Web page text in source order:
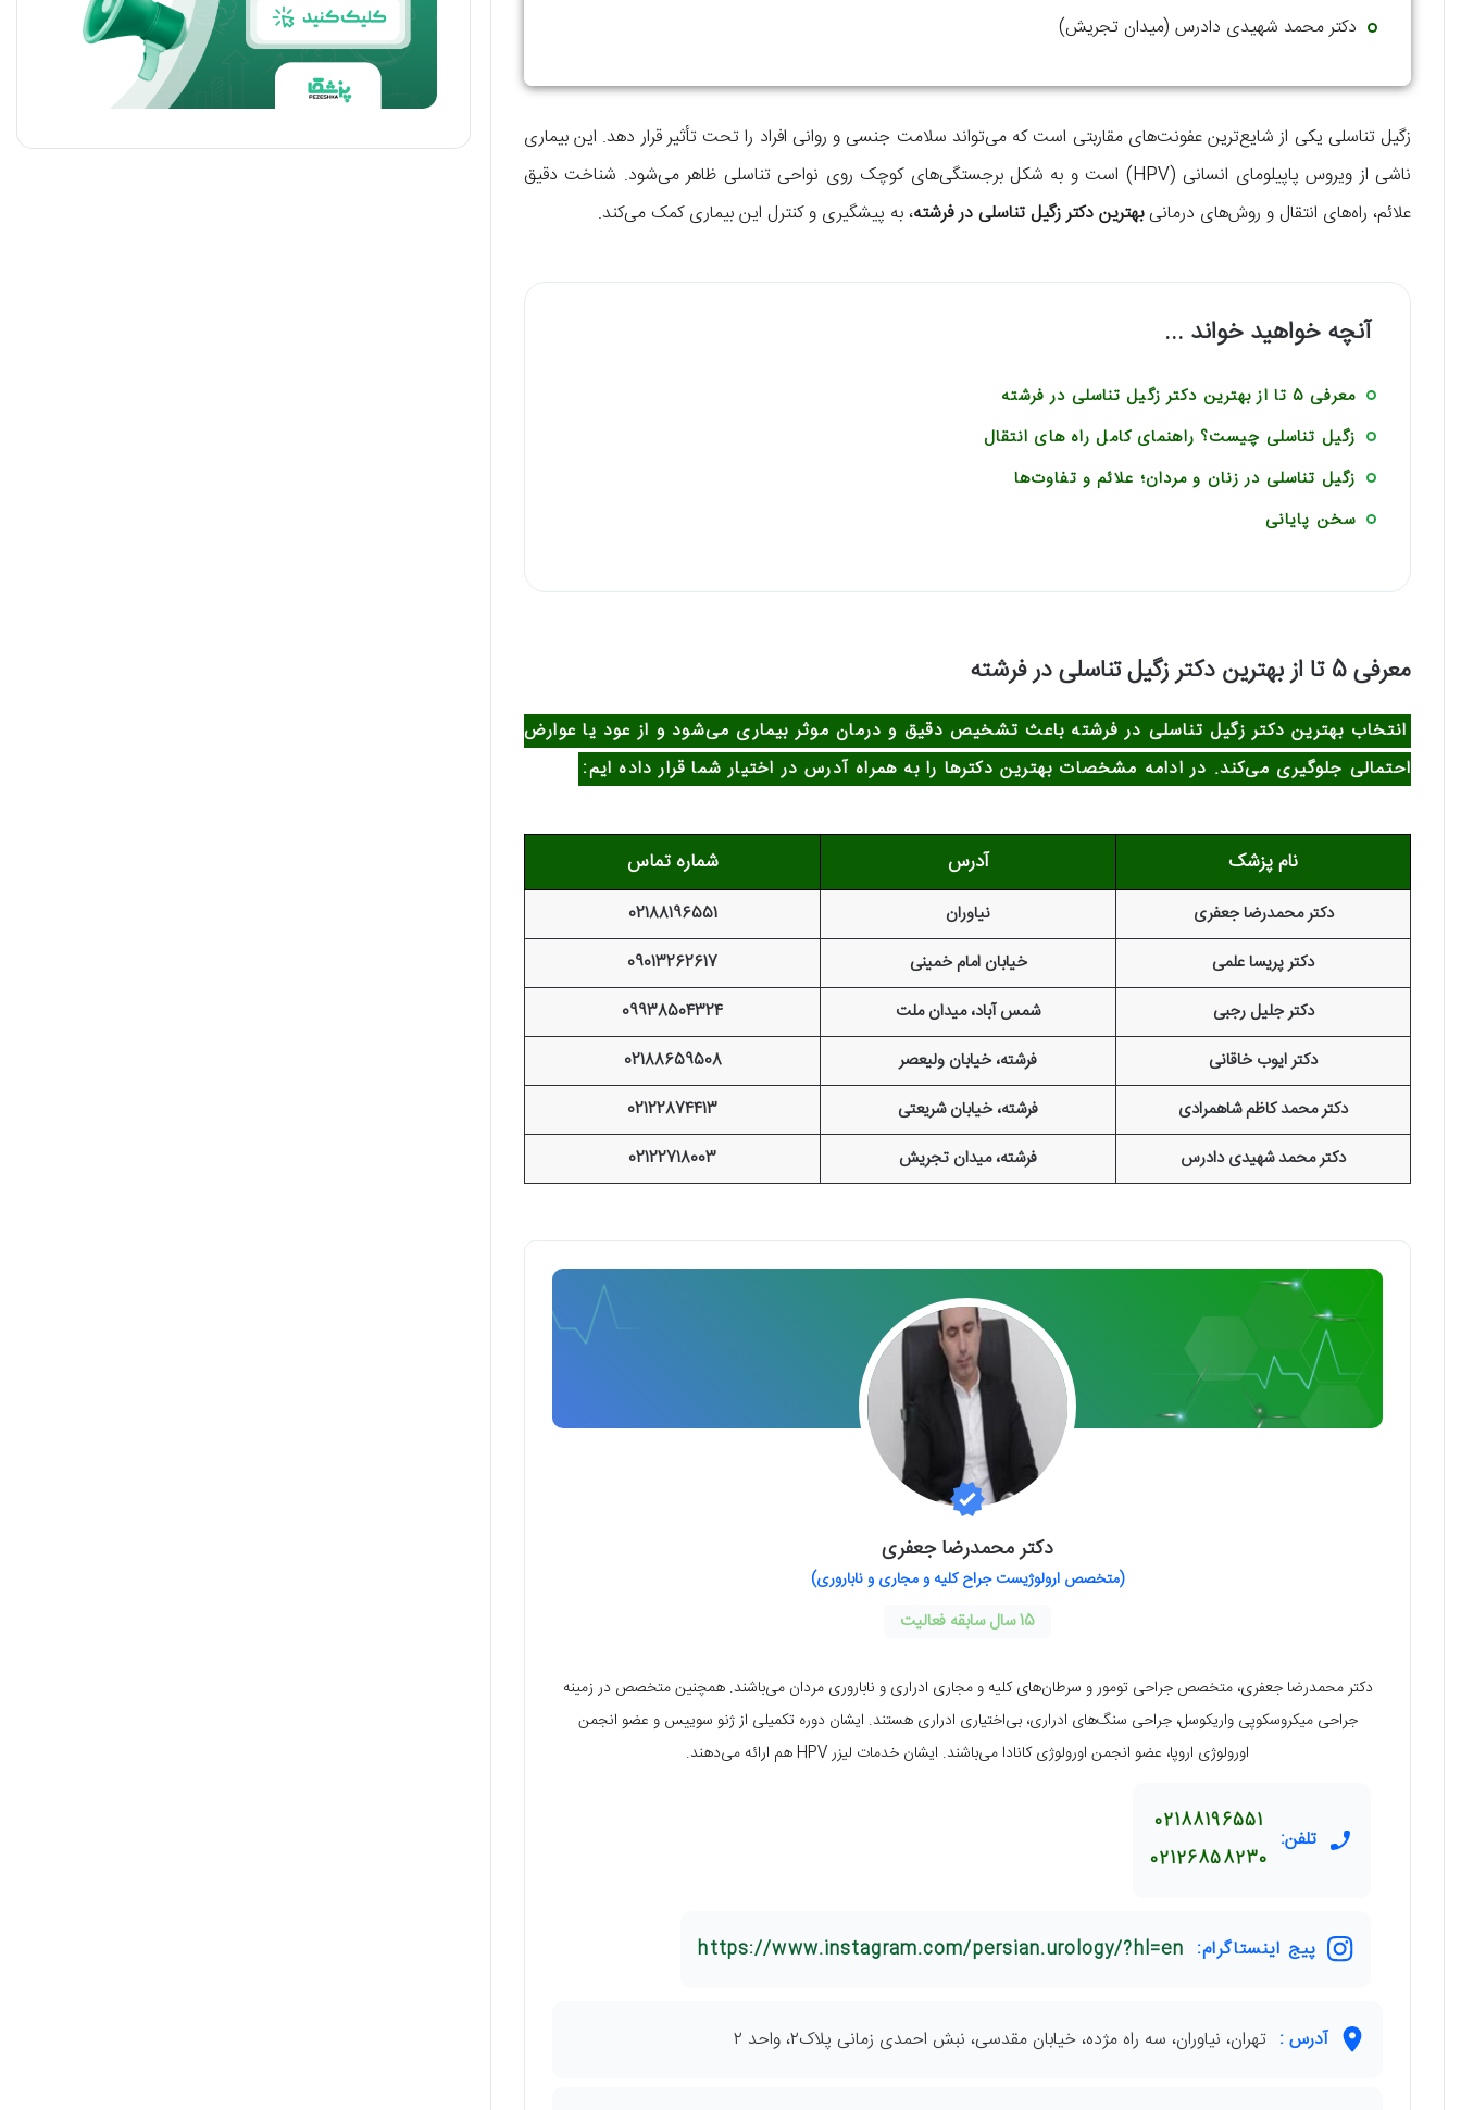
دکتر محمد شهیدی دادرس (میدان تجریش)
زگیل تناسلی یکی از شایع‌ترین عفونت‌های مقاربتی است که می‌تواند سلامت جنسی و روانی افراد را تحت تأثیر قرار دهد. این بیماری
ناشی از ویروس پاپیلومای انسانی (HPV) است و به شکل برجستگی‌های کوچک روی نواحی تناسلی ظاهر می‌شود. شناخت دقیق
علائم، راه‌های انتقال و روش‌های درمانیبهترین دکتر زگیل تناسلی در فرشته، به پیشگیری و کنترل این بیماری کمک می‌کند.
آنچه خواهید خواند ...
معرفی 5 تا از بهترین دکتر زگیل تناسلی در فرشته
زگیل تناسلی چیست؟ راهنمای کامل راه های انتقال
زگیل تناسلی در زنان و مردان؛ علائم و تفاوت‌ها
سخن پایانی
معرفی 5 تا از بهترین دکتر زگیل تناسلی در فرشته
انتخاب بهترین دکتر زگیل تناسلی در فرشته باعث تشخیص دقیق و درمان موثر بیماری می‌شود و از عود یا عوارض
احتمالی جلوگیری می‌کند. در ادامه مشخصات بهترین دکترها را به همراه آدرس در اختیار شما قرار داده ایم:
نام پزشک آدرس شماره تماس
دکتر محمدرضا جعفری نیاوران
02188196551
دکتر پریسا علمی
خیابان امام خمینی
09013262617
دکتر جلیل رجبی
شمس آباد، میدان ملت
09938504324
دکتر ایوب خاقانی
فرشته، خیابان ولیعصر
02188659508
دکتر محمد کاظم شاهمرادی
فرشته، خیابان شریعتی
02122874413
دکتر محمد شهیدی دادرس
فرشته، میدان تجریش 02122718003
دکتر محمدرضا جعفری
(متخصص ارولوژیست جراح کلیه و مجاری و ناباروری)
15 سال سابقه فعالیت
دکتر محمدرضا جعفری، متخصص جراحی تومور و سرطان‌های کلیه و مجاری ادراری و ناباروری مردان می‌باشند. همچنین متخصص در زمینه
جراحی میکروسکوپی واریکوسل، جراحی سنگ‌های ادراری، بی‌اختیاری ادراری هستند. ایشان دوره تکمیلی از ژنو سوییس و عضو انجمن
اورولوژی اروپا، عضو انجمن اورولوژی کانادا می‌باشند. ایشان خدمات لیزر HPV هم ارائه می‌دهند.
تلفن:
02188196551
02126858230
پیج اینستاگرام: https://www.instagram.com/persian.urology/?hl=en
آدرس : تهران، نیاوران، سه راه مژده، خیابان مقدسی، نبش احمدی زمانی پلاک۲، واحد ۲